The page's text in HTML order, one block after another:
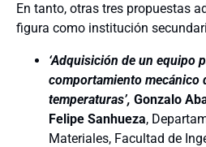
En tanto, otras tres propuestas
figura como institución
‘Adquisición de un equipo
comportamiento mecánico
temperaturas’, Gonzalo
Felipe Sanhueza,
Materiales, Facultad de